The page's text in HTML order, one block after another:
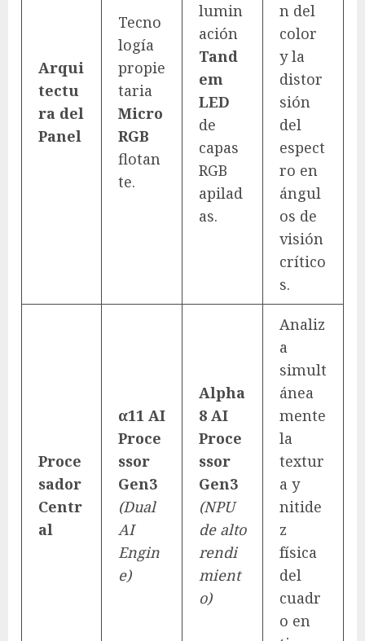
Arqui
tectu
ra del
Panel
Tecno
logía
propie
taria
Micro
RGB
flotan
te.
lumin
ación
Tand
em
LED
de
capas
RGB
apilad
as.
n del
color
y la
distor
sión
del
espect
ro en
ángul
os de
visión
crítico
s.
Proce
sador
Centr
al
α11 AI
Proce
ssor
Gen3
(Dual
AI
Engin
e)
Alpha
8 AI
Proce
ssor
Gen3
(NPU
de alto
rendi
mient
o)
Analiz
a
simult
ánea
mente
la
textur
a y
nitide
z
física
del
cuadr
o en